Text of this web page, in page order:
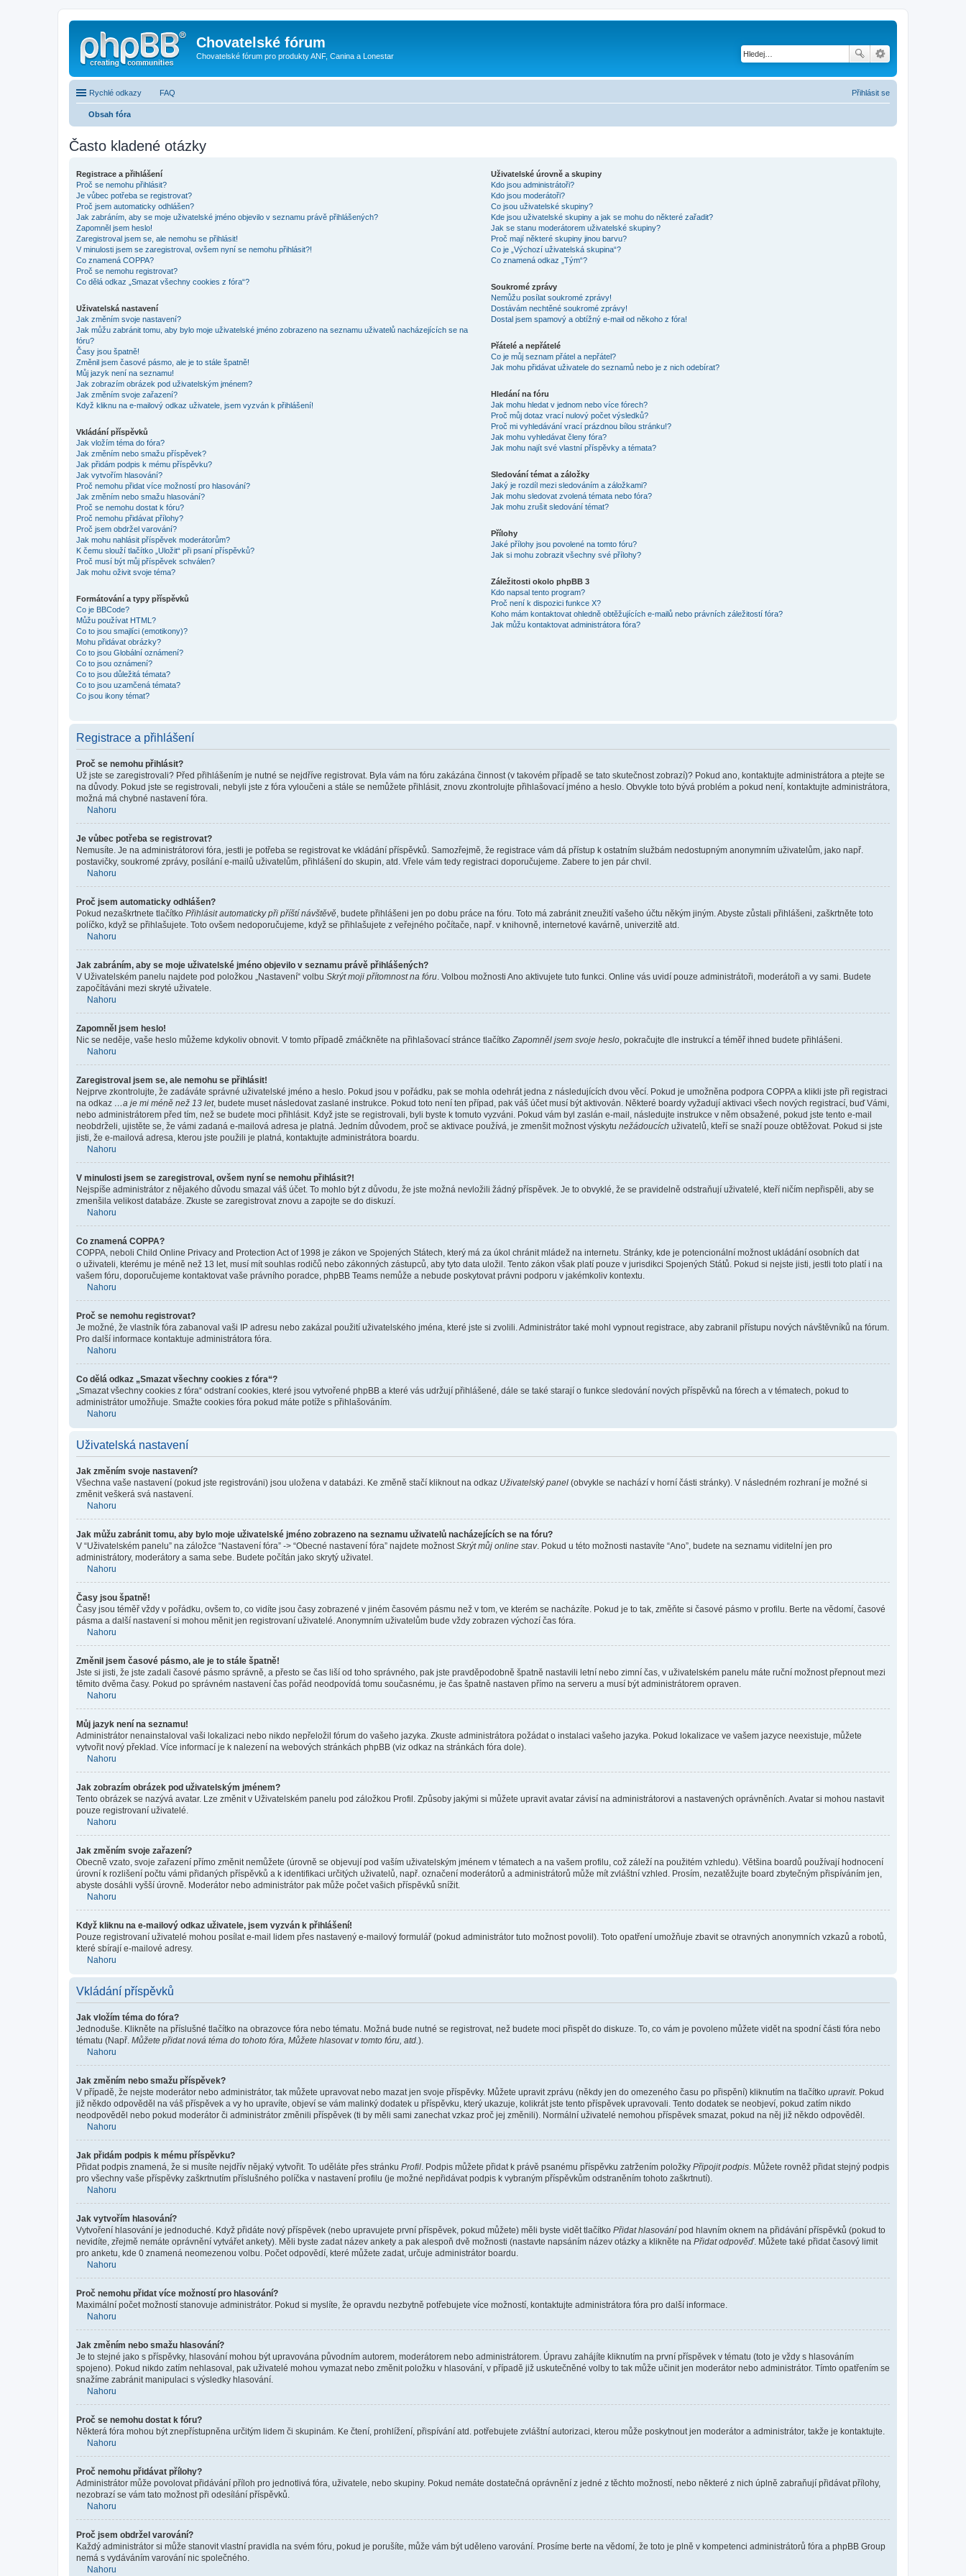
Chovatelské fórum
Chovatelské fórum pro produkty ANF, Canina a Lonestar
Rychlé odkazy FAQ Přihlásit se
Obsah fóra
Často kladené otázky
Registrace a přihlášení
Proč se nemohu přihlásit?
Je vůbec potřeba se registrovat?
Proč jsem automaticky odhlášen?
Jak zabráním, aby se moje uživatelské jméno objevilo v seznamu právě přihlášených?
Zapomněl jsem heslo!
Zaregistroval jsem se, ale nemohu se přihlásit!
V minulosti jsem se zaregistroval, ovšem nyní se nemohu přihlásit?!
Co znamená COPPA?
Proč se nemohu registrovat?
Co dělá odkaz „Smazat všechny cookies z fóra“?
Uživatelská nastavení
Jak změním svoje nastavení?
Jak můžu zabránit tomu, aby bylo moje uživatelské jméno zobrazeno na seznamu uživatelů nacházejících se na
fóru?
Časy jsou špatně!
Změnil jsem časové pásmo, ale je to stále špatně!
Můj jazyk není na seznamu!
Jak zobrazím obrázek pod uživatelským jménem?
Jak změním svoje zařazení?
Když kliknu na e-mailový odkaz uživatele, jsem vyzván k přihlášení!
Vkládání příspěvků
Jak vložím téma do fóra?
Jak změním nebo smažu příspěvek?
Jak přidám podpis k mému příspěvku?
Jak vytvořím hlasování?
Proč nemohu přidat více možností pro hlasování?
Jak změním nebo smažu hlasování?
Proč se nemohu dostat k fóru?
Proč nemohu přidávat přílohy?
Proč jsem obdržel varování?
Jak mohu nahlásit příspěvek moderátorům?
K čemu slouží tlačítko „Uložit“ při psaní příspěvků?
Proč musí být můj příspěvek schválen?
Jak mohu oživit svoje téma?
Formátování a typy příspěvků
Co je BBCode?
Můžu používat HTML?
Co to jsou smajlíci (emotikony)?
Mohu přidávat obrázky?
Co to jsou Globální oznámení?
Co to jsou oznámení?
Co to jsou důležitá témata?
Co to jsou uzamčená témata?
Co jsou ikony témat?
Uživatelské úrovně a skupiny
Kdo jsou administrátoři?
Kdo jsou moderátoři?
Co jsou uživatelské skupiny?
Kde jsou uživatelské skupiny a jak se mohu do některé zařadit?
Jak se stanu moderátorem uživatelské skupiny?
Proč mají některé skupiny jinou barvu?
Co je „Výchozí uživatelská skupina“?
Co znamená odkaz „Tým“?
Soukromé zprávy
Nemůžu posílat soukromé zprávy!
Dostávám nechtěné soukromé zprávy!
Dostal jsem spamový a obtížný e-mail od někoho z fóra!
Přátelé a nepřátelé
Co je můj seznam přátel a nepřátel?
Jak mohu přidávat uživatele do seznamů nebo je z nich odebírat?
Hledání na fóru
Jak mohu hledat v jednom nebo více fórech?
Proč můj dotaz vrací nulový počet výsledků?
Proč mi vyhledávání vrací prázdnou bílou stránku!?
Jak mohu vyhledávat členy fóra?
Jak mohu najít své vlastní příspěvky a témata?
Sledování témat a záložky
Jaký je rozdíl mezi sledováním a záložkami?
Jak mohu sledovat zvolená témata nebo fóra?
Jak mohu zrušit sledování témat?
Přílohy
Jaké přílohy jsou povolené na tomto fóru?
Jak si mohu zobrazit všechny své přílohy?
Záležitosti okolo phpBB 3
Kdo napsal tento program?
Proč není k dispozici funkce X?
Koho mám kontaktovat ohledně obtěžujících e-mailů nebo právních záležitostí fóra?
Jak můžu kontaktovat administrátora fóra?
Registrace a přihlášení
Proč se nemohu přihlásit?
Už jste se zaregistrovali? Před přihlášením je nutné se nejdříve registrovat. Byla vám na fóru zakázána činnost (v takovém případě se tato skutečnost zobrazí)? Pokud ano, kontaktujte administrátora a ptejte se
na důvody. Pokud jste se registrovali, nebyli jste z fóra vyloučeni a stále se nemůžete přihlásit, znovu zkontrolujte přihlašovací jméno a heslo. Obvykle toto bývá problém a pokud není, kontaktujte administrátora,
možná má chybné nastavení fóra.
Nahoru
Je vůbec potřeba se registrovat?
Nemusíte. Je na administrátorovi fóra, jestli je potřeba se registrovat ke vkládání příspěvků. Samozřejmě, že registrace vám dá přístup k ostatním službám nedostupným anonymním uživatelům, jako např.
postavičky, soukromé zprávy, posílání e-mailů uživatelům, přihlášení do skupin, atd. Vřele vám tedy registraci doporučujeme. Zabere to jen pár chvil.
Nahoru
Proč jsem automaticky odhlášen?
Pokud nezaškrtnete tlačítko Přihlásit automaticky při příští návštěvě , budete přihlášeni jen po dobu práce na fóru. Toto má zabránit zneužití vašeho účtu někým jiným. Abyste zůstali přihlášeni, zaškrtněte toto
políčko, když se přihlašujete. Toto ovšem nedoporučujeme, když se přihlašujete z veřejného počítače, např. v knihovně, internetové kavárně, univerzitě atd.
Nahoru
Jak zabráním, aby se moje uživatelské jméno objevilo v seznamu právě přihlášených?
V Uživatelském panelu najdete pod položkou „Nastavení“ volbu Skrýt moji přítomnost na fóru . Volbou možnosti Ano aktivujete tuto funkci. Online vás uvidí pouze administrátoři, moderátoři a vy sami. Budete
započítáváni mezi skryté uživatele.
Nahoru
Zapomněl jsem heslo!
Nic se neděje, vaše heslo můžeme kdykoliv obnovit. V tomto případě zmáčkněte na přihlašovací stránce tlačítko Zapomněl jsem svoje heslo , pokračujte dle instrukcí a téměř ihned budete přihlášeni.
Nahoru
Zaregistroval jsem se, ale nemohu se přihlásit!
Nejprve zkontrolujte, že zadáváte správné uživatelské jméno a heslo. Pokud jsou v pořádku, pak se mohla odehrát jedna z následujících dvou věcí. Pokud je umožněna podpora COPPA a klikli jste při registraci
na odkaz …a je mi méně než 13 let, budete muset následovat zaslané instrukce. Pokud toto není ten případ, pak váš účet musí být aktivován. Některé boardy vyžadují aktivaci všech nových registrací, buď Vámi,
nebo administrátorem před tím, než se budete moci přihlásit. Když jste se registrovali, byli byste k tomuto vyzváni. Pokud vám byl zaslán e-mail, následujte instrukce v něm obsažené, pokud jste tento e-mail
neobdrželi, ujistěte se, že vámi zadaná e-mailová adresa je platná. Jedním důvodem, proč se aktivace používá, je zmenšit možnost výskytu nežádoucích uživatelů, kteří se snaží pouze obtěžovat. Pokud si jste
jisti, že e-mailová adresa, kterou jste použili je platná, kontaktujte administrátora boardu.
Nahoru
V minulosti jsem se zaregistroval, ovšem nyní se nemohu přihlásit?!
Nejspíše administrátor z nějakého důvodu smazal váš účet. To mohlo být z důvodu, že jste možná nevložili žádný příspěvek. Je to obvyklé, že se pravidelně odstraňují uživatelé, kteří ničím nepřispěli, aby se
zmenšila velikost databáze. Zkuste se zaregistrovat znovu a zapojte se do diskuzí.
Nahoru
Co znamená COPPA?
COPPA, neboli Child Online Privacy and Protection Act of 1998 je zákon ve Spojených Státech, který má za úkol chránit mládež na internetu. Stránky, kde je potencionální možnost ukládání osobních dat
o uživateli, kterému je méně než 13 let, musí mít souhlas rodičů nebo zákonných zástupců, aby tyto data uložil. Tento zákon však platí pouze v jurisdikci Spojených Států. Pokud si nejste jisti, jestli toto platí i na
vašem fóru, doporučujeme kontaktovat vaše právního poradce, phpBB Teams nemůže a nebude poskytovat právni podporu v jakémkoliv kontextu.
Nahoru
Proč se nemohu registrovat?
Je možné, že vlastník fóra zabanoval vaši IP adresu nebo zakázal použití uživatelského jména, které jste si zvolili. Administrátor také mohl vypnout registrace, aby zabranil přístupu nových návštěvníků na fórum.
Pro další informace kontaktuje administrátora fóra.
Nahoru
Co dělá odkaz „Smazat všechny cookies z fóra“?
„Smazat všechny cookies z fóra“ odstraní cookies, které jsou vytvořené phpBB a které vás udržují přihlášené, dále se také starají o funkce sledování nových příspěvků na fórech a v tématech, pokud to
administrátor umožňuje. Smažte cookies fóra pokud máte potíže s přihlašováním.
Nahoru
Uživatelská nastavení
Jak změním svoje nastavení?
Všechna vaše nastavení (pokud jste registrováni) jsou uložena v databázi. Ke změně stačí kliknout na odkaz Uživatelský panel (obvykle se nachází v horní části stránky). V následném rozhraní je možné si
změnit veškerá svá nastavení.
Nahoru
Jak můžu zabránit tomu, aby bylo moje uživatelské jméno zobrazeno na seznamu uživatelů nacházejících se na fóru?
V “Uživatelském panelu” na záložce “Nastavení fóra” -> “Obecné nastavení fóra” najdete možnost Skrýt můj online stav. Pokud u této možnosti nastavíte “Ano”, budete na seznamu viditelní jen pro
administrátory, moderátory a sama sebe. Budete počítán jako skrytý uživatel.
Nahoru
Časy jsou špatně!
Časy jsou téměř vždy v pořádku, ovšem to, co vidíte jsou časy zobrazené v jiném časovém pásmu než v tom, ve kterém se nacházíte. Pokud je to tak, změňte si časové pásmo v profilu. Berte na vědomí, časové
pásma a další nastavení si mohou měnit jen registrovaní uživatelé. Anonymním uživatelům bude vždy zobrazen výchozí čas fóra.
Nahoru
Změnil jsem časové pásmo, ale je to stále špatně!
Jste si jisti, že jste zadali časové pásmo správně, a přesto se čas liší od toho správného, pak jste pravděpodobně špatně nastavili letní nebo zimní čas, v uživatelském panelu máte ruční možnost přepnout mezi
těmito dvěma časy. Pokud po správném nastavení čas pořád neodpovídá tomu současnému, je čas špatně nastaven přímo na serveru a musí být administrátorem opraven.
Nahoru
Můj jazyk není na seznamu!
Administrátor nenainstaloval vaši lokalizaci nebo nikdo nepřeložil fórum do vašeho jazyka. Zkuste administrátora požádat o instalaci vašeho jazyka. Pokud lokalizace ve vašem jazyce neexistuje, můžete
vytvořit nový překlad. Více informací je k nalezení na webových stránkách phpBB (viz odkaz na stránkách fóra dole).
Nahoru
Jak zobrazím obrázek pod uživatelským jménem?
Tento obrázek se nazývá avatar. Lze změnit v Uživatelském panelu pod záložkou Profil. Způsoby jakými si můžete upravit avatar závisí na administrátorovi a nastavených oprávněních. Avatar si mohou nastavit
pouze registrovaní uživatelé.
Nahoru
Jak změním svoje zařazení?
Obecně vzato, svoje zařazení přímo změnit nemůžete (úrovně se objevují pod vaším uživatelským jménem v tématech a na vašem profilu, což záleží na použitém vzhledu). Většina boardů používají hodnocení
úrovní k rozlišení počtu vámi přidaných příspěvků a k identifikaci určitých uživatelů, např. označení moderátorů a administrátorů může mít zvláštní vzhled. Prosím, nezatěžujte board zbytečným přispíváním jen,
abyste dosáhli vyšší úrovně. Moderátor nebo administrátor pak může počet vašich příspěvků snížit.
Nahoru
Když kliknu na e-mailový odkaz uživatele, jsem vyzván k přihlášení!
Pouze registrovaní uživatelé mohou posílat e-mail lidem přes nastavený e-mailový formulář (pokud administrátor tuto možnost povolil). Toto opatření umožňuje zbavit se otravných anonymních vzkazů a robotů,
které sbírají e-mailové adresy.
Nahoru
Vkládání příspěvků
Jak vložím téma do fóra?
Jednoduše. Klikněte na příslušné tlačítko na obrazovce fóra nebo tématu. Možná bude nutné se registrovat, než budete moci přispět do diskuze. To, co vám je povoleno můžete vidět na spodní části fóra nebo
tématu (Např. Můžete přidat nová téma do tohoto fóra, Můžete hlasovat v tomto fóru, atd. ).
Nahoru
Jak změním nebo smažu příspěvek?
V případě, že nejste moderátor nebo administrátor, tak můžete upravovat nebo mazat jen svoje příspěvky. Můžete upravit zprávu (někdy jen do omezeného času po přispění) kliknutím na tlačítko upravit. Pokud
již někdo odpověděl na váš příspěvek a vy ho upravíte, objeví se vám malinký dodatek u příspěvku, který ukazuje, kolikrát jste tento příspěvek upravovali. Tento dodatek se neobjeví, pokud zatím nikdo
neodpověděl nebo pokud moderátor či administrátor změnili příspěvek (ti by měli sami zanechat vzkaz proč jej změnili). Normální uživatelé nemohou příspěvek smazat, pokud na něj již někdo odpověděl.
Nahoru
Jak přidám podpis k mému příspěvku?
Přidat podpis znamená, že si musíte nejdřív nějaký vytvořit. To uděláte přes stránku Profil . Podpis můžete přidat k právě psanému příspěvku zatržením položky Připojit podpis . Můžete rovněž přidat stejný podpis
pro všechny vaše příspěvky zaškrtnutím příslušného políčka v nastavení profilu (je možné nepřidávat podpis k vybraným příspěvkům odstraněním tohoto zaškrtnutí).
Nahoru
Jak vytvořím hlasování?
Vytvoření hlasování je jednoduché. Když přidáte nový příspěvek (nebo upravujete první příspěvek, pokud můžete) měli byste vidět tlačítko Přidat hlasovánípod hlavním oknem na přidávání příspěvků (pokud to
nevidíte, zřejmě nemáte oprávnění vytvářet ankety). Měli byste zadat název ankety a pak alespoň dvě možnosti (nastavte napsáním název otázky a klikněte na Přidat odpověď. Můžete také přidat časový limit
pro anketu, kde 0 znamená neomezenou volbu. Počet odpovědí, které můžete zadat, určuje administrátor boardu.
Nahoru
Proč nemohu přidat více možností pro hlasování?
Maximální počet možností stanovuje administrátor. Pokud si myslíte, že opravdu nezbytně potřebujete více možností, kontaktujte administrátora fóra pro další informace.
Nahoru
Jak změním nebo smažu hlasování?
Je to stejné jako s příspěvky, hlasování mohou být upravována původním autorem, moderátorem nebo administrátorem. Úpravu zahájíte kliknutím na první příspěvek v tématu (toto je vždy s hlasováním
spojeno). Pokud nikdo zatím nehlasoval, pak uživatelé mohou vymazat nebo změnit položku v hlasování, v případě již uskutečněné volby to tak může učinit jen moderátor nebo administrátor. Tímto opatřením se
snažíme zabránit manipulaci s výsledky hlasování.
Nahoru
Proč se nemohu dostat k fóru?
Některá fóra mohou být znepřístupněna určitým lidem či skupinám. Ke čtení, prohlížení, přispívání atd. potřebujete zvláštní autorizaci, kterou může poskytnout jen moderátor a administrátor, takže je kontaktujte.
Nahoru
Proč nemohu přidávat přílohy?
Administrátor může povolovat přidávání příloh pro jednotlivá fóra, uživatele, nebo skupiny. Pokud nemáte dostatečná oprávnění z jedné z těchto možností, nebo některé z nich úplně zabraňují přidávat přílohy,
nezobrazí se vám tato možnost při odesílání příspěvků.
Nahoru
Proč jsem obdržel varování?
Každý administrátor si může stanovit vlastní pravidla na svém fóru, pokud je porušíte, může vám být uděleno varování. Prosíme berte na vědomí, že toto je plně v kompetenci administrátorů fóra a phpBB Group
nemá s vydáváním varování nic společného.
Nahoru